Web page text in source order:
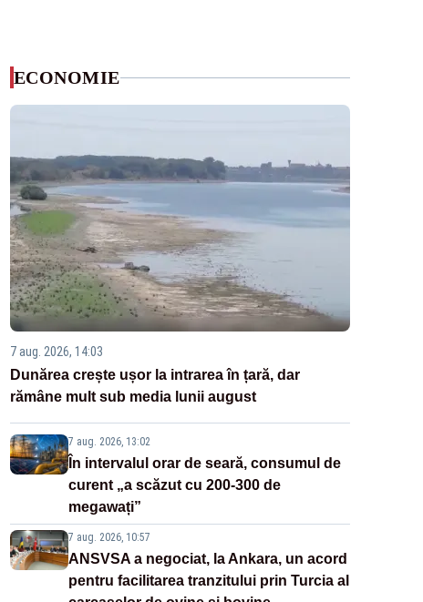
ECONOMIE
7 aug. 2026, 14:03
Dunărea crește ușor la intrarea în țară, dar
rămâne mult sub media lunii august
7 aug. 2026, 13:02
În intervalul orar de seară, consumul de
curent „a scăzut cu 200-300 de
megawați”
7 aug. 2026, 10:57
ANSVSA a negociat, la Ankara, un acord
pentru facilitarea tranzitului prin Turcia al